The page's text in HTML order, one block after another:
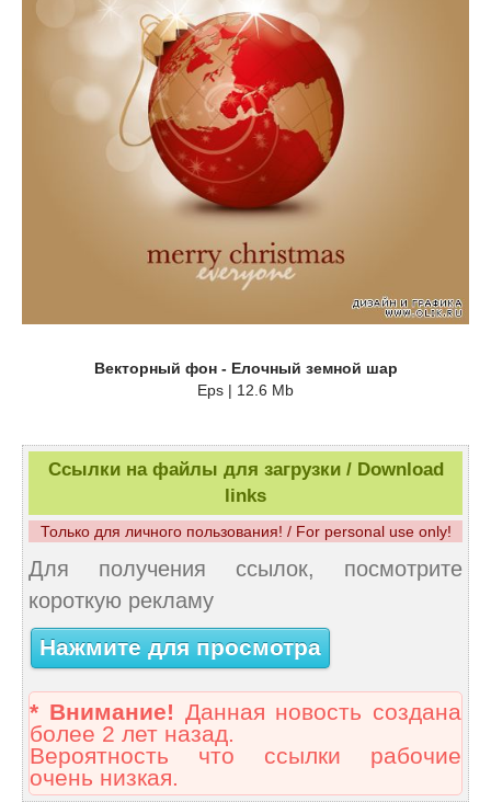
Векторный фон - Елочный земной шар
Eps | 12.6 Mb
Ссылки на файлы для загрузки / Download
links
Только для личного пользования! / For personal use only!
Для получения ссылок, посмотрите
короткую рекламу
Нажмите для просмотра
* Внимание! Данная новость создана
более 2 лет назад.
Вероятность что ссылки рабочие
очень низкая.